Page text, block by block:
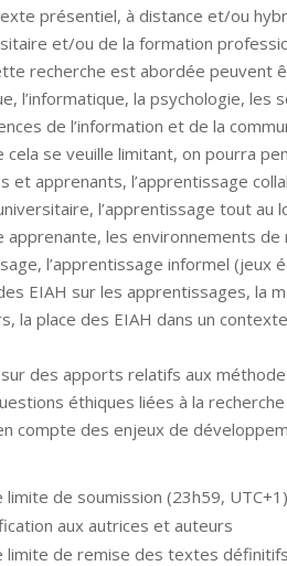
présentiel, à distance et/ou
et/ou de la formation
recherche est abordée peuvent
l’informatique, la psychologie, les
de l’information et de la
se veuille limitant, on pourra
et apprenants, l’apprentissage
l’apprentissage tout au
apprenante, les environnements
l’apprentissage informel (jeux
EIAH sur les apprentissages, la
la place des EIAH dans un
des apports relatifs aux
éthiques liées à la
compte des enjeux de
de soumission (23h59, UTC+1)
aux autrices et auteurs
de remise des textes